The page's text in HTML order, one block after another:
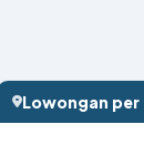
Lowongan per